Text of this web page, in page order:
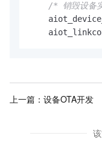
/* 销毁设备
上一篇： 设备OTA开发